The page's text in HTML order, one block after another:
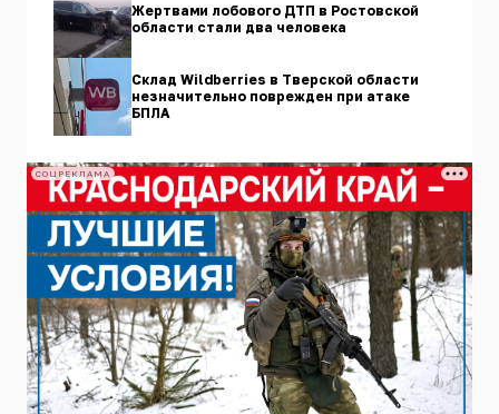
Жертвами лобового ДТП в Ростовской
области стали два человека
Склад Wildberries в Тверской области
незначительно поврежден при атаке
БПЛА
СОЦРЕКЛАМА